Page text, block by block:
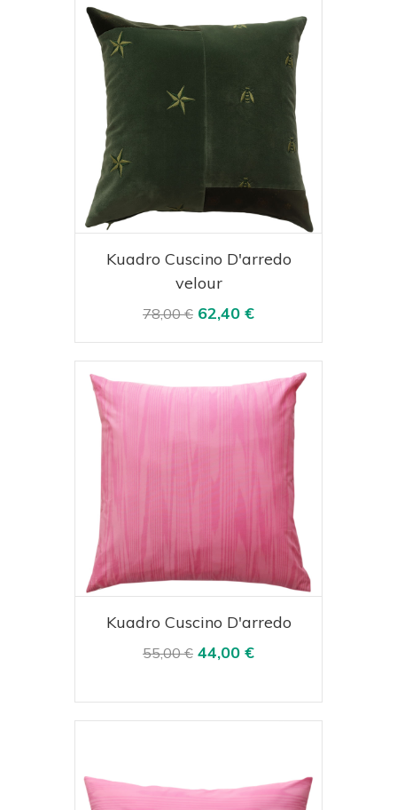
Acquista Visualizza
Kuadro Cuscino D'arredo
velour
78,00 € 62,40 €
Acquista Visualizza
Kuadro Cuscino D'arredo
55,00 € 44,00 €